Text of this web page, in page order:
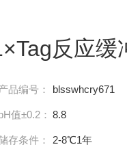
反应缓
品编号： blsswhcry671
值±0.2： 8.8
存条件： 2-8℃1年